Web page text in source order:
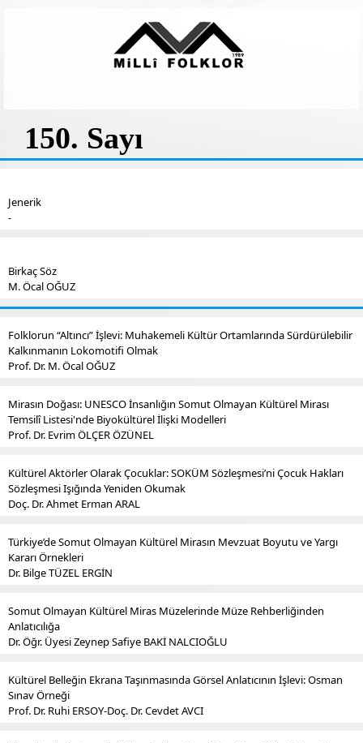
150. Sayı
Jenerik
-
Birkaç Söz
M. Öcal OĞUZ
Folklorun “Altıncı” İşlevi: Muhakemeli Kültür Ortamlarında Sürdürülebilir
Kalkınmanın Lokomotifi Olmak
Prof. Dr. M. Öcal OĞUZ
Mirasın Doğası: UNESCO İnsanlığın Somut Olmayan Kültürel Mirası
Temsilî Listesi'nde Biyokültürel İlişki Modelleri
Prof. Dr. Evrim ÖLÇER ÖZÜNEL
Kültürel Aktörler Olarak Çocuklar: SOKÜM Sözleşmesi’ni Çocuk Hakları
Sözleşmesi Işığında Yeniden Okumak
Doç. Dr. Ahmet Erman ARAL
Türkiye’de Somut Olmayan Kültürel Mirasın Mevzuat Boyutu ve Yargı
Kararı Örnekleri
Dr. Bilge TÜZEL ERGİN
Somut Olmayan Kültürel Miras Müzelerinde Müze Rehberliğinden
Anlatıcılığa
Dr. Öğr. Üyesi Zeynep Safiye BAKİ NALCIOĞLU
Kültürel Belleğin Ekrana Taşınmasında Görsel Anlatıcının İşlevi: Osman
Sınav Örneği
Prof. Dr. Ruhi ERSOY-Doç. Dr. Cevdet AVCI